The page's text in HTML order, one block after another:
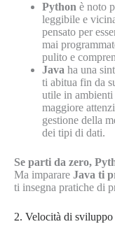
Python è noto
leggibile e
pensato per
mai
pulito e
Java ha una
ti abitua fin da
utile in
maggiore
gestione della
dei tipi di dati.
Se parti da zero,
Ma imparare Java ti
ti insegna pratiche di
2. Velocità di sviluppo